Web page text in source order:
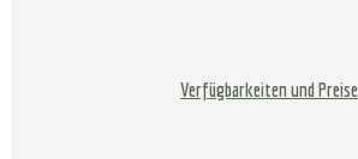
Verfügbarkeiten und Preise